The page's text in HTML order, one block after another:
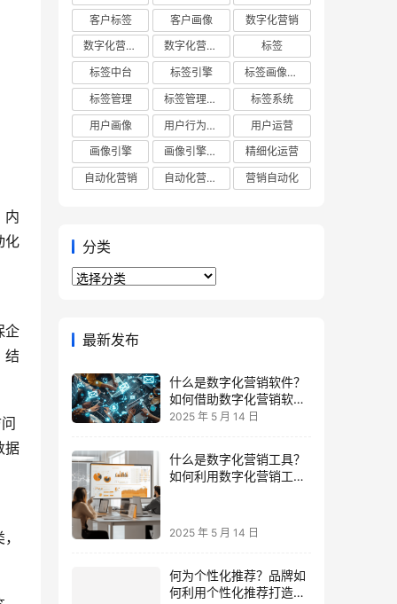
内
化
企
结
据
客户标签
客户画像
数字化营销
数字化营销平台
数字化营销系统
标签
标签中台
标签引擎
标签画像平台
标签管理
标签管理平台
标签系统
用户画像
用户行为分析
用户运营
画像引擎
画像引擎平台
精细化运营
自动化营销
自动化营销平台 营销自动化
分类
分
最新发布
什么是数字化营销软件？
如何借助数字化营销软件
提升ROI？
2025 年 5 月 14 日
什么是数字化营销工具？
如何利用数字化营销工具
2025 年 5 月 14 日
何为个性化推荐？品牌如
何利用个性化推荐打造沉